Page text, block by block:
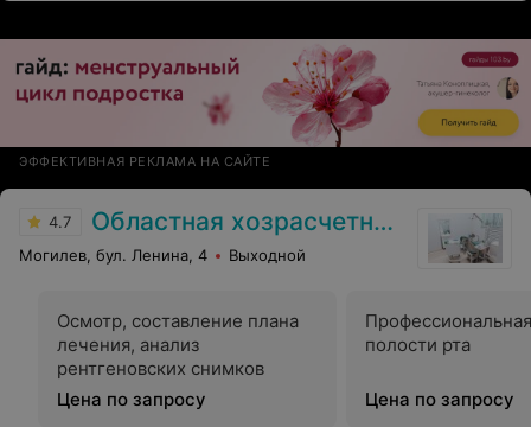
ЭФФЕКТИВНАЯ РЕКЛАМА НА САЙТЕ
4.7 Областная хозрасчетная стоматологическая поликлиника
Могилев, бул. Ленина, 4 Выходной
Осмотр, составление плана
лечения, анализ
рентгеновских снимков
Цена по запросу
полости рта
Цена по запросу